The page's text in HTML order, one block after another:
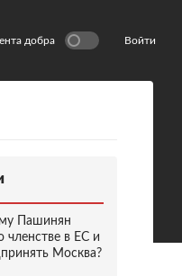
добра Войти
Пашинян
членстве в ЕС и
Москва?